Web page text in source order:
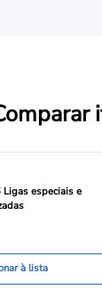
especiais e
à lista